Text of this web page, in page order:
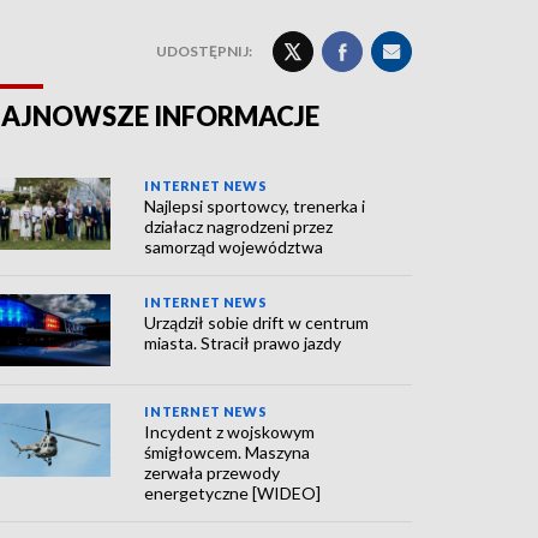
UDOSTĘPNIJ:
INFORMACJE
INTERNET NEWS
Najlepsi sportowcy, trenerka i
działacz nagrodzeni przez
samorząd województwa
INTERNET NEWS
Urządził sobie drift w centrum
miasta. Stracił prawo jazdy
INTERNET NEWS
Incydent z wojskowym
śmigłowcem. Maszyna
zerwała przewody
energetyczne [WIDEO]